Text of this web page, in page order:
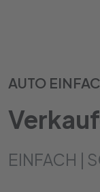
AUTO
EINFACH |